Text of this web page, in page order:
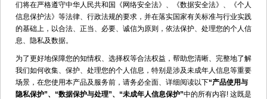
安装使用
热门
们将在严格遵守中华人民共和国《网络安全法》、《数据安全法》、《个人
信息保护法》等法律、行政法规的要求，并在落实国家有关标准与行业实践
的基础上，以合法、正当、必要、诚信为原则，依法保护、处理您的个人信
息、隐私及数据。
为了更好地保障您的知情权、选择权等合法权益，帮助您清晰、完整地了解
我们如何收集、保护、处理您的个人信息，特别是涉及未成年人信息等重要
场景，在您使用本产品及服务前，请务必全面、详细阅读以下“产品使用与
隐私保护”、“数据保护与处理”、“未成年人信息保护”中的所有内容! 这既是